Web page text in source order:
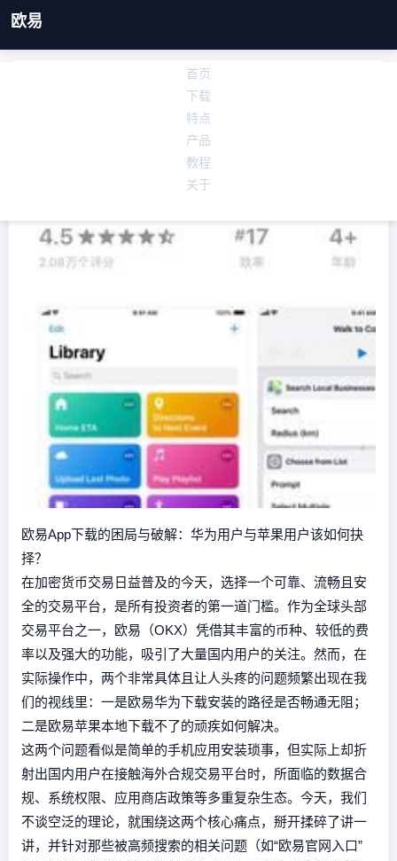
欧易
首页
下载
特点
产品
教程
关于
欧易华为下载安装_欧易苹果本地下载不了
欧易App下载的困局与破解：华为用户与苹果用户该如何抉
择？
在加密货币交易日益普及的今天，选择一个可靠、流畅且安
全的交易平台，是所有投资者的第一道门槛。作为全球头部
交易平台之一，欧易（OKX）凭借其丰富的币种、较低的费
率以及强大的功能，吸引了大量国内用户的关注。然而，在
实际操作中，两个非常具体且让人头疼的问题频繁出现在我
们的视线里：一是欧易华为下载安装的路径是否畅通无阻；
二是欧易苹果本地下载不了的顽疾如何解决。
这两个问题看似是简单的手机应用安装琐事，但实际上却折
射出国内用户在接触海外合规交易平台时，所面临的数据合
规、系统权限、应用商店政策等多重复杂生态。今天，我们
不谈空泛的理论，就围绕这两个核心痛点，掰开揉碎了讲一
讲，并针对那些被高频搜索的相关问题（如“欧易官网入口”